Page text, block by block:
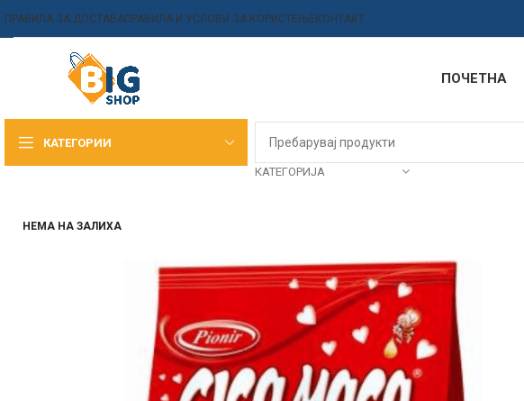
ПРАВИЛА ЗА ДОСТАВАПРАВИЛА И УСЛОВИ ЗА КОРИСТЕЊЕКОНТАКТ
ПОЧЕТНА
КАТЕГОРИИ
КАТЕГОРИЈА
НЕМА НА ЗАЛИХА